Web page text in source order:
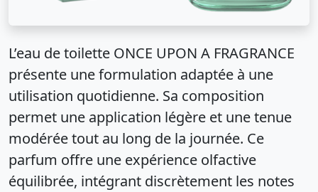
L’eau de toilette ONCE UPON A FRAGRANCE
présente une formulation adaptée à une
utilisation quotidienne. Sa composition
permet une application légère et une tenue
modérée tout au long de la journée. Ce
parfum offre une expérience olfactive
équilibrée, intégrant discrètement les notes